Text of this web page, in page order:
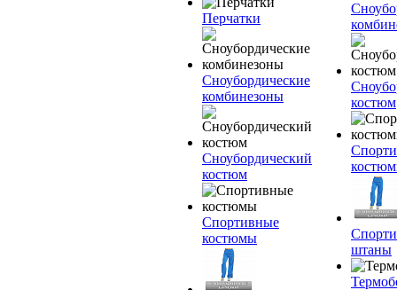
Перчатки
Сноубордические
комбинезоны
Сноубордический
костюм
Спортивные
костюмы
костюм
штаны